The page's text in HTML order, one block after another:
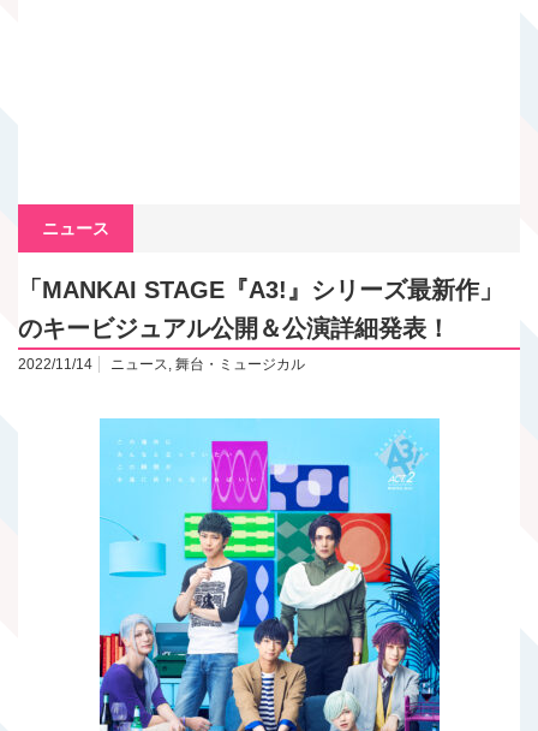
ニュース
「MANKAI STAGE『A3!』シリーズ最新作」
のキービジュアル公開＆公演詳細発表！
2022/11/14 ニュース, 舞台・ミュージカル